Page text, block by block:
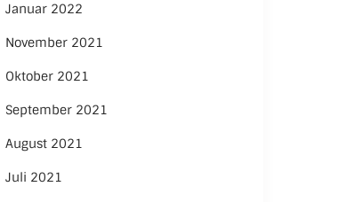
Januar 2022
November 2021
Oktober 2021
September 2021
August 2021
Juli 2021